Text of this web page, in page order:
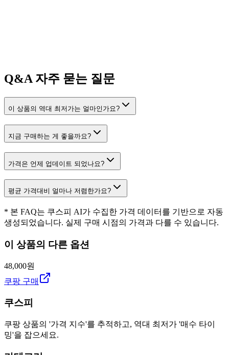
Q&A자주 묻는 질문
이 상품의 역대 최저가는 얼마인가요?
지금 구매하는 게 좋을까요?
가격은 언제 업데이트 되었나요?
평균 가격대비 얼마나 저렴한가요?
* 본 FAQ는 쿠스피 AI가 수집한 가격 데이터를 기반으로 자동
생성되었습니다. 실제 구매 시점의 가격과 다를 수 있습니다.
이 상품의 다른 옵션
48,000원
쿠팡 구매
쿠스피
쿠팡 상품의 '가격 지수'를 추적하고, 역대 최저가 '매수 타이
밍'을 잡으세요.